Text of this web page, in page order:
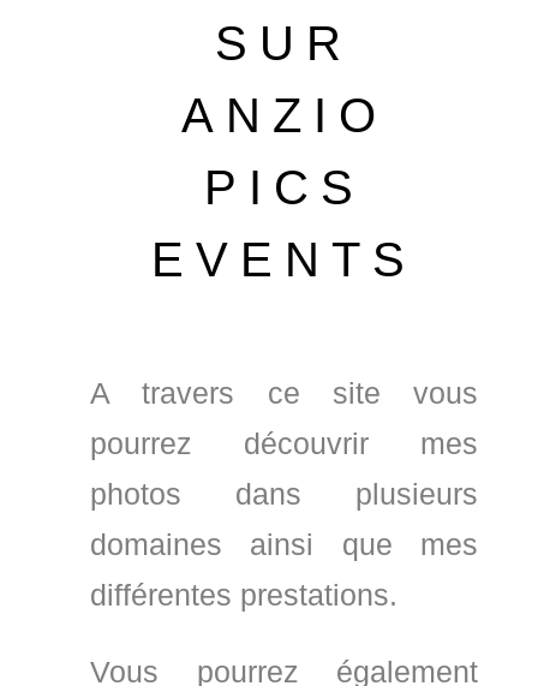
SUR
ANZIO
PICS
EVENTS
A travers ce site vous
pourrez découvrir mes
photos dans plusieurs
domaines ainsi que mes
différentes prestations.
Vous pourrez également